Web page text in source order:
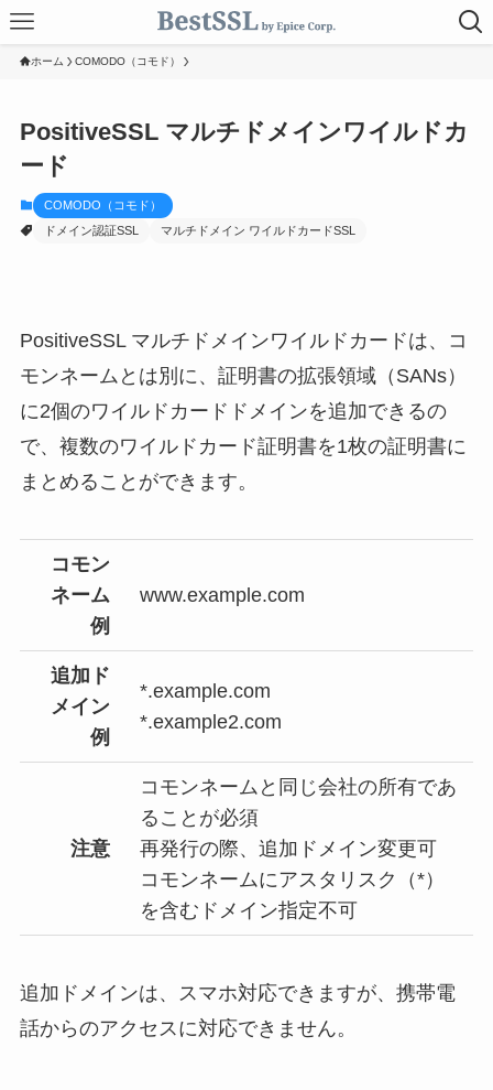
ホーム COMODO（コモド）
PositiveSSL マルチドメインワイルドカ
ード
COMODO（コモド）
ドメイン認証SSL
マルチドメイン ワイルドカードSSL
PositiveSSL マルチドメインワイルドカードは、コ
モンネームとは別に、証明書の拡張領域（SANs）
に2個のワイルドカードドメインを追加できるの
で、複数のワイルドカード証明書を1枚の証明書に
まとめることができます。
コモン
ネーム
例
www.example.com
追加ド
メイン
例
*.example.com
*.example2.com
注意
コモンネームと同じ会社の所有であ
ることが必須
再発行の際、追加ドメイン変更可
コモンネームにアスタリスク（*）
を含むドメイン指定不可
追加ドメインは、スマホ対応できますが、携帯電
話からのアクセスに対応できません。